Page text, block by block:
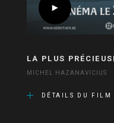
LA PLUS
MICHEL HAZANAVICIUS
DÉTAILS DU FILM